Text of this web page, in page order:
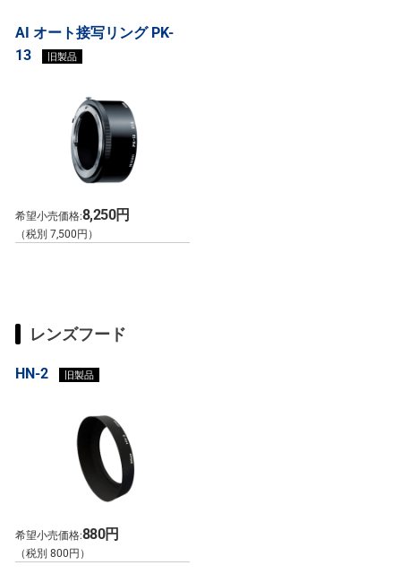
AI オート接写リング PK-
13
旧製品
希望小売価格:8,250円
（税別 7,500円）
レンズフード
HN-2 旧製品
希望小売価格:880円
（税別 800円）